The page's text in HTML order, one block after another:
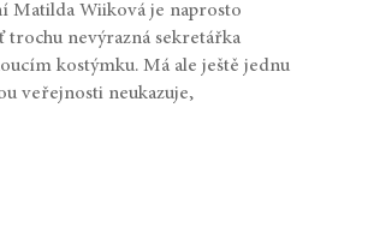
Matilda Wiiková je naprosto
trochu nevýrazná sekretářka
kostýmku. Má ale ještě jednu
veřejnosti neukazuje,